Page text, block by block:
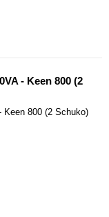
- Keen 800 (2
Keen 800 (2 Schuko)